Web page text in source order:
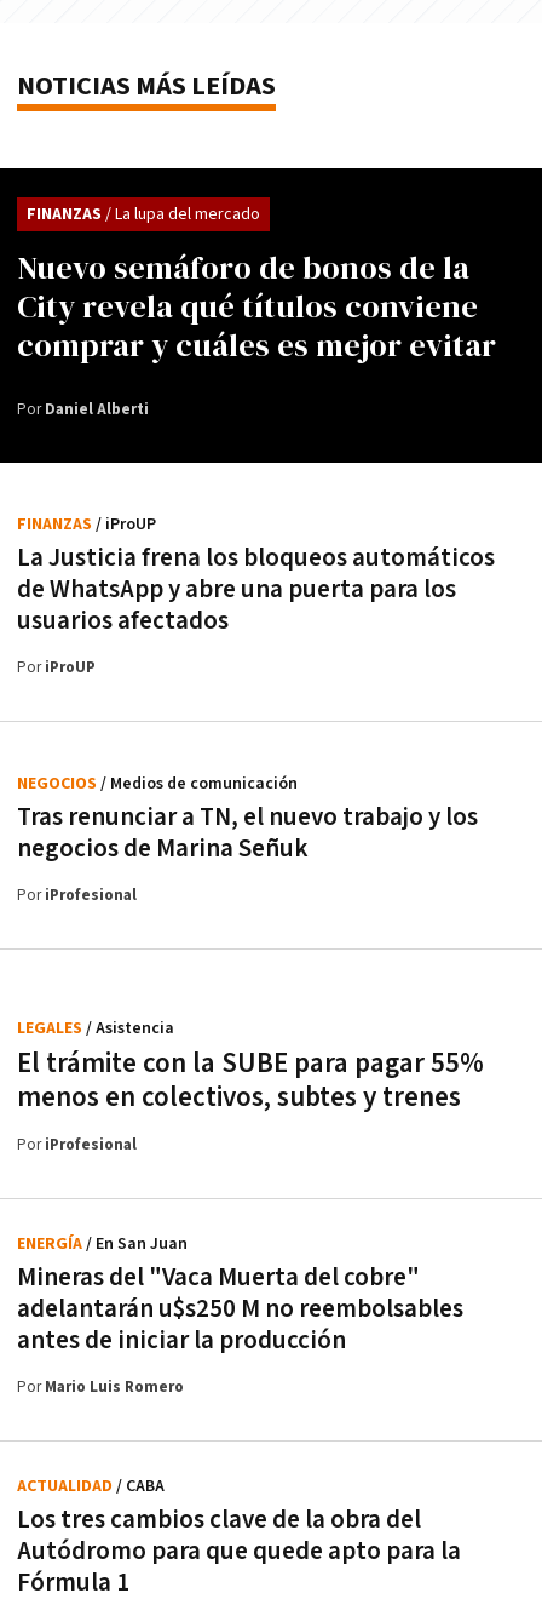
NOTICIAS MÁS LEÍDAS
Nuevo semáforo de bonos de la
City revela qué títulos conviene
comprar y cuáles es mejor evitar
FINANZAS / La lupa del mercado
PorDaniel Alberti
La Justicia frena los bloqueos automáticos
de WhatsApp y abre una puerta para los
usuarios afectados
FINANZAS / iProUP
PoriProUP
Tras renunciar a TN, el nuevo trabajo y los
negocios de Marina Señuk
NEGOCIOS / Medios de comunicación
PoriProfesional
El trámite con la SUBE para pagar 55%
menos en colectivos, subtes y trenes
LEGALES / Asistencia
PoriProfesional
Mineras del "Vaca Muerta del cobre"
adelantarán u$s250 M no reembolsables
antes de iniciar la producción
ENERGÍA/ En San Juan
PorMario Luis Romero
Los tres cambios clave de la obra del
Autódromo para que quede apto para la
Fórmula 1
ACTUALIDAD / CABA